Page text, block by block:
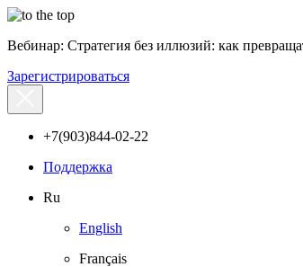
Вебинар: Стратегия без иллюзий: как
Зарегистрироваться
+7(903)844-02-22
Поддержка
Ru
English
Français